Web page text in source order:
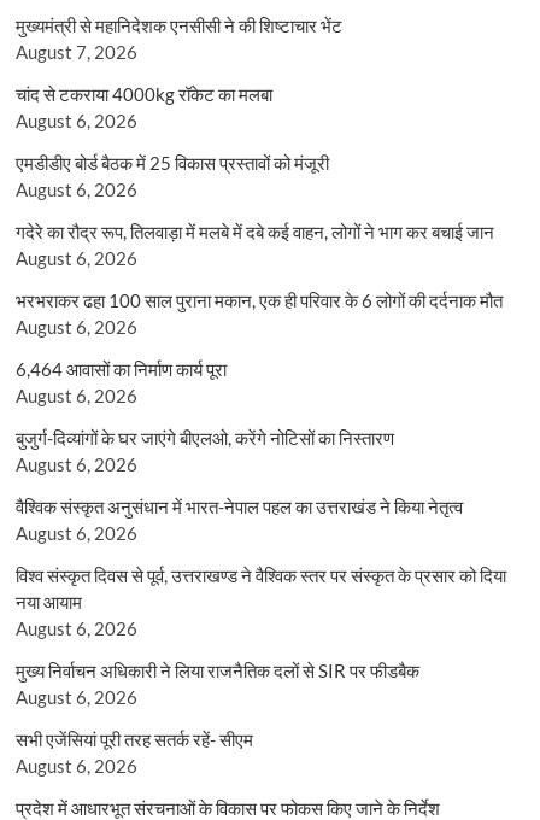
मुख्यमंत्री से महानिदेशक एनसीसी ने की शिष्टाचार भेंट
August 7, 2026
चांद से टकराया 4000kg रॉकेट का मलबा
August 6, 2026
एमडीडीए बोर्ड बैठक में 25 विकास प्रस्तावों को मंजूरी
August 6, 2026
गदेरे का रौद्र रूप, तिलवाड़ा में मलबे में दबे कई वाहन, लोगों ने भाग कर बचाई जान
August 6, 2026
भरभराकर ढहा 100 साल पुराना मकान, एक ही परिवार के 6 लोगों की दर्दनाक मौत
August 6, 2026
6,464 आवासों का निर्माण कार्य पूरा
August 6, 2026
बुजुर्ग-दिव्यांगों के घर जाएंगे बीएलओ, करेंगे नोटिसों का निस्तारण
August 6, 2026
वैश्विक संस्कृत अनुसंधान में भारत-नेपाल पहल का उत्तराखंड ने किया नेतृत्व
August 6, 2026
विश्व संस्कृत दिवस से पूर्व, उत्तराखण्ड ने वैश्विक स्तर पर संस्कृत के प्रसार को दिया
नया आयाम
August 6, 2026
मुख्य निर्वाचन अधिकारी ने लिया राजनैतिक दलों से SIR पर फीडबैक
August 6, 2026
सभी एजेंसियां पूरी तरह सतर्क रहें- सीएम
August 6, 2026
प्रदेश में आधारभूत संरचनाओं के विकास पर फोकस किए जाने के निर्देश